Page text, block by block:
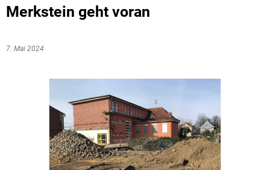
Merkstein geht voran
7. Mai 2024